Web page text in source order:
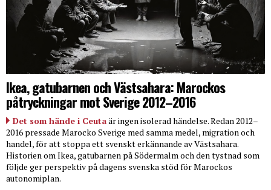
Ikea, gatubarnen och Västsahara: Marockos
påtryckningar mot Sverige 2012–2016
Det som hände i Ceutaär ingen isolerad händelse. Redan 2012–
2016 pressade Marocko Sverige med samma medel, migration och
handel, för att stoppa ett svenskt erkännande av Västsahara.
Historien om Ikea, gatubarnen på Södermalm och den tystnad som
följde ger perspektiv på dagens svenska stöd för Marockos
autonomiplan.